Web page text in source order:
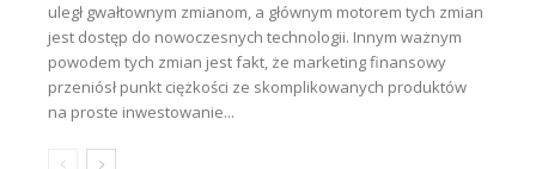
uległ gwałtownym zmianom, a głównym motorem tych zmian
jest dostęp do nowoczesnych technologii. Innym ważnym
powodem tych zmian jest fakt, że marketing finansowy
przeniósł punkt ciężkości ze skomplikowanych produktów
na proste inwestowanie...